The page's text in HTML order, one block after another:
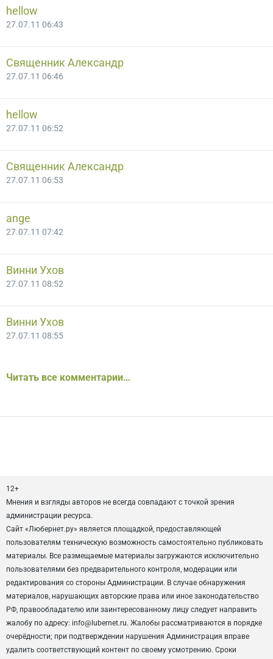
hellow
27.07.11 06:43
Священник Александр
27.07.11 06:46
hellow
27.07.11 06:52
Священник Александр
27.07.11 06:53
ange
27.07.11 07:42
Винни Ухов
27.07.11 08:52
Винни Ухов
27.07.11 08:55
Читать все комментарии…
12+
Мнения и взгляды авторов не всегда совпадают с точкой зрения
администрации ресурса.
Сайт «Любернет.ру» является площадкой, предоставляющей
пользователям техническую возможность самостоятельно публиковать
материалы. Все размещаемые материалы загружаются исключительно
пользователями без предварительного контроля, модерации или
редактирования со стороны Администрации. В случае обнаружения
материалов, нарушающих авторские права или иное законодательство
РФ, правообладателю или заинтересованному лицу следует направить
жалобу по адресу: info@lubernet.ru. Жалобы рассматриваются в порядке
очерёдности; при подтверждении нарушения Администрация вправе
удалить соответствующий контент по своему усмотрению. Сроки